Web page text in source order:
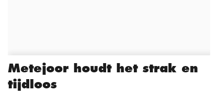
Metejoor houdt het strak en
tijdloos